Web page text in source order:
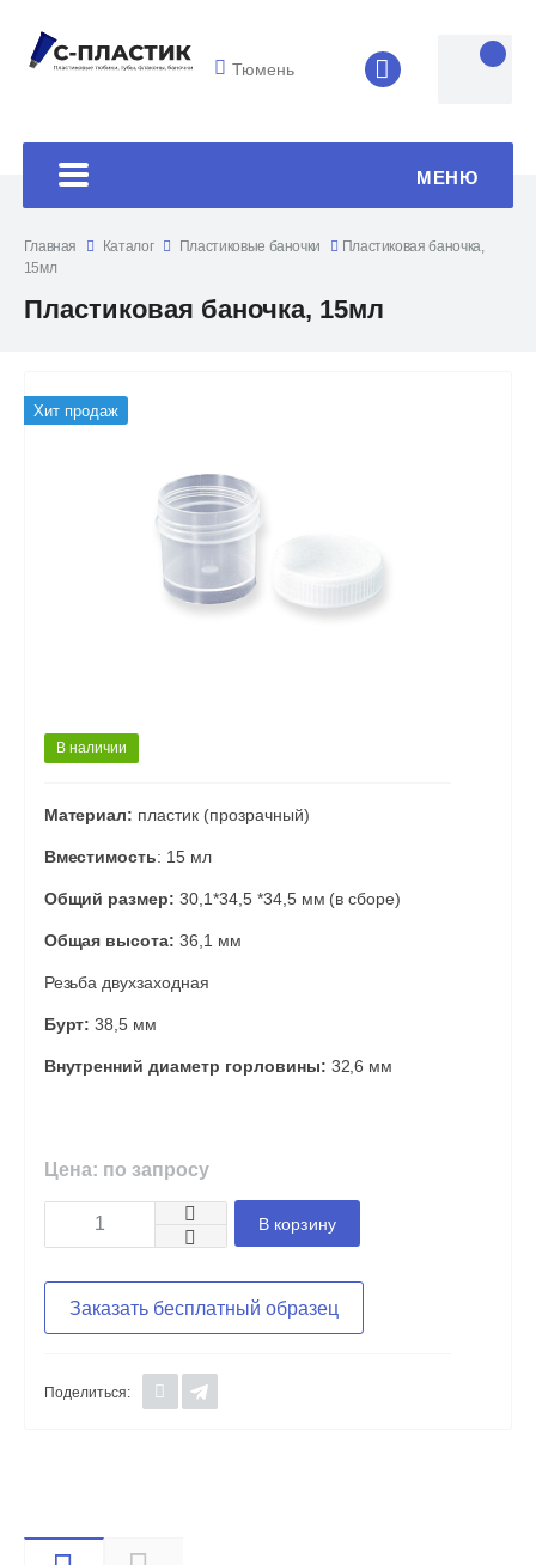
Тюмень 8 (4852) 33-
МЕНЮ
Главная Каталог Пластиковые баночки
Пластиковая баночка,
15мл
Пластиковая баночка, 15мл
Хит продаж
В наличии
Материал: пластик (прозрачный)
Вместимость: 15 мл
Общий размер:30,1*34,5 *34,5 мм (в сборе)
Общая высота: 36,1 мм
Резьба двухзаходная
Бурт: 38,5 мм
Внутренний диаметр горловины: 32,6 мм
Цена: по запросу
В корзину
Заказать бесплатный образец
Поделиться: